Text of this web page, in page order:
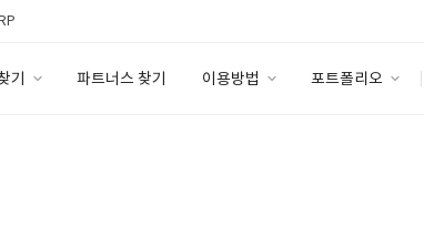
기 파트너스 찾기 이용방법 포트폴리오